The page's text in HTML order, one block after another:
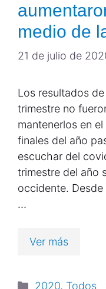
medio de
21 de julio de
Los resultados
trimestre no
mantenerlos en
finales del año
escuchar del
trimestre del año
occidente.
…
Ver más
2020, Todos